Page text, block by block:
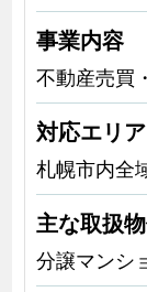
事業内容
不動産売買
対応エリア
札幌市内全
主な取扱
分譲マンシ